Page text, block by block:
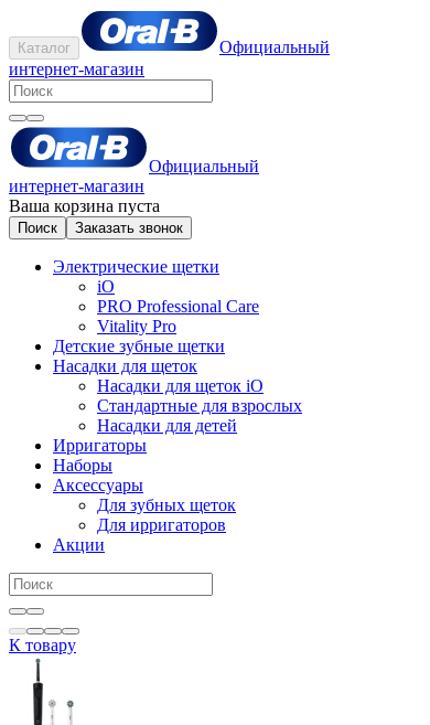
Каталог
Официальный
интернет-магазин
Официальный
интернет-магазин
Ваша корзина пуста
Поиск Заказать звонок
Электрические щетки
iO
PRO Professional Care
Vitality Pro
Детские зубные щетки
Насадки для щеток
Насадки для щеток iO
Стандартные для взрослых
Насадки для детей
Ирригаторы
Наборы
Аксессуары
Для зубных щеток
Для ирригаторов
Акции
К товару